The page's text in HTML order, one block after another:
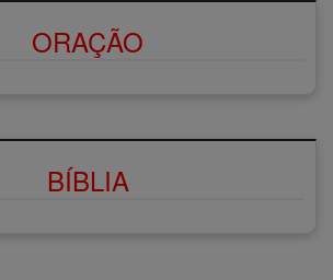
ORAÇÃO
BÍBLIA